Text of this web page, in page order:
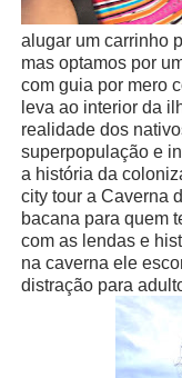
alugar um carrinho
mas optamos por
com guia por mero
leva ao interior da
realidade dos
superpopulação e
a história da
city tour a Caverna
bacana para quem
com as lendas e
na caverna ele
distração para